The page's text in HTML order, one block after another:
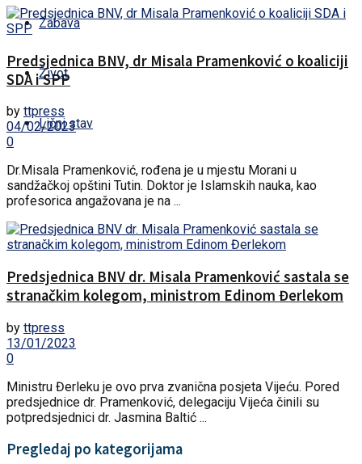
Zabava
Život
Lični stav
Predsjednica BNV, dr Misala Pramenković o koaliciji
SDA i SPP
by ttpress
04/02/2023
0
Dr.Misala Pramenković, rođena je u mjestu Morani u
sandžačkoj opštini Tutin. Doktor je Islamskih nauka, kao
profesorica angažovana je na ...
Predsjednica BNV dr. Misala Pramenković sastala se
stranačkim kolegom, ministrom Edinom Đerlekom
by ttpress
13/01/2023
0
Ministru Đerleku je ovo prva zvanična posjeta Vijeću. Pored
predsjednice dr. Pramenković, delegaciju Vijeća činili su
potpredsjednici dr. Jasmina Baltić ...
Pregledaj po kategorijama